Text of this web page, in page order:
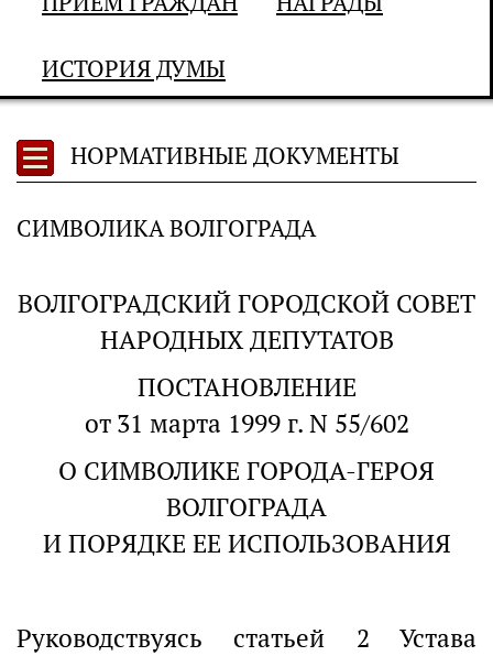
ИСТОРИЯ ДУМЫ
НОРМАТИВНЫЕ ДОКУМЕНТЫ
СИМВОЛИКА ВОЛГОГРАДА
ВОЛГОГРАДСКИЙ ГОРОДСКОЙ СОВЕТ
НАРОДНЫХ ДЕПУТАТОВ
ПОСТАНОВЛЕНИЕ
от 31 марта 1999 г. N 55/602
О СИМВОЛИКЕ ГОРОДА-ГЕРОЯ
ВОЛГОГРАДА
И ПОРЯДКЕ ЕЕ ИСПОЛЬЗОВАНИЯ
Руководствуясь статьей 2 Устава